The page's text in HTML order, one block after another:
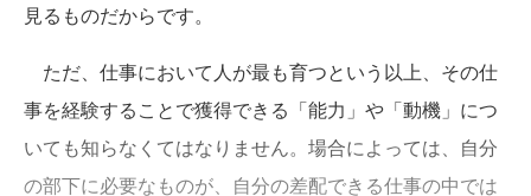
見るものだからです。
ただ、仕事において人が最も育つという以上、その仕
事を経験することで獲得できる「能力」や「動機」につ
いても知らなくてはなりません。場合によっては、自分
の部下に必要なものが、自分の差配できる仕事の中では